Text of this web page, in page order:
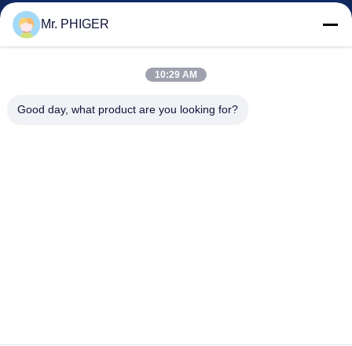
গুণমান নিয়ন্ত্রণ
সাইট ম্যাপ
ঘটনা
Mr. PHIGER
10:29 AM
Good day, what product are you looking for?